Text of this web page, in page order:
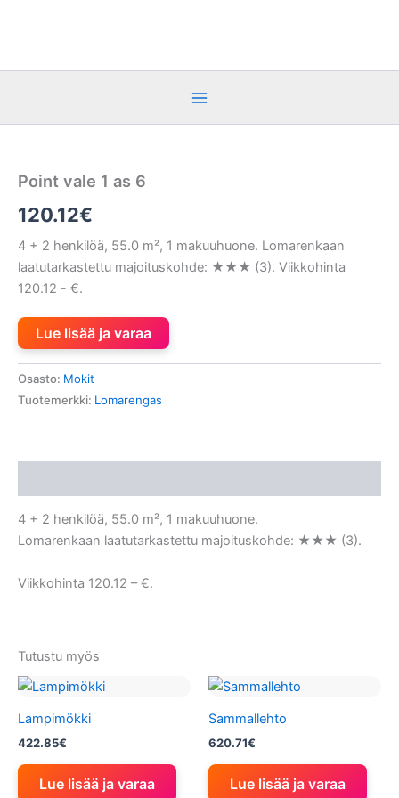
Point vale 1 as 6
120.12€
4 + 2 henkilöä, 55.0 m², 1 makuuhuone. Lomarenkaan
laatutarkastettu majoituskohde: ★★★ (3). Viikkohinta
120.12 - €.
Lue lisää ja varaa
Osasto: Mokit
Tuotemerkki: Lomarengas
4 + 2 henkilöä, 55.0 m², 1 makuuhuone.
Lomarenkaan laatutarkastettu majoituskohde: ★★★ (3).
Viikkohinta 120.12 – €.
Tutustu myös
Lampimökki
422.85€
Lue lisää ja varaa
Sammallehto
620.71€
Lue lisää ja varaa